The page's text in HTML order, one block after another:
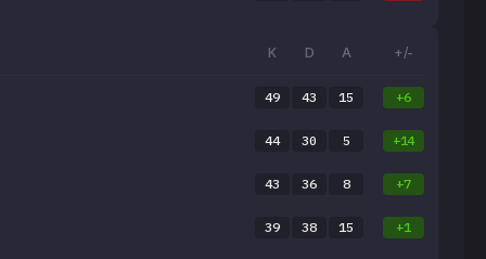
K D A +/-
49 43 15 +6
44 30 5 +14
43 36 8 +7
39 38 15 +1